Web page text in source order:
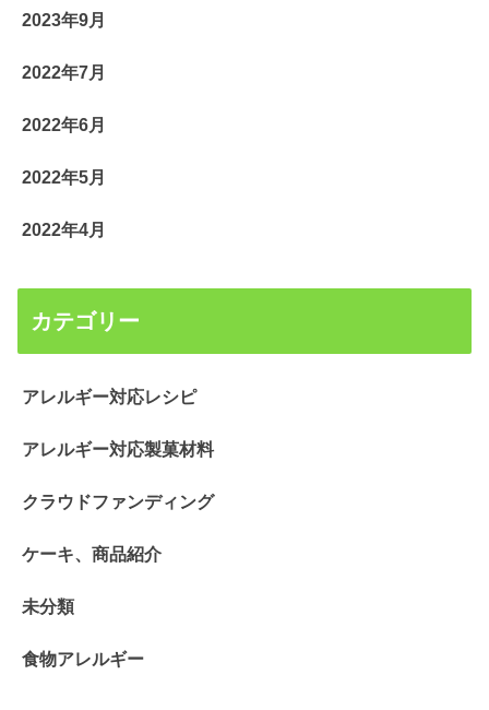
2023年9月
2022年7月
2022年6月
2022年5月
2022年4月
カテゴリー
アレルギー対応レシピ
アレルギー対応製菓材料
クラウドファンディング
ケーキ、商品紹介
未分類
食物アレルギー